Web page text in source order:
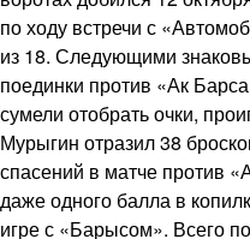
по ходу встречи с
из 18. Следующими
поединки против «Ак
сумели отобрать очки,
Мурыгин отразил 38
спасений в матче против
даже одного балла в
игре с «Барысом». Всего